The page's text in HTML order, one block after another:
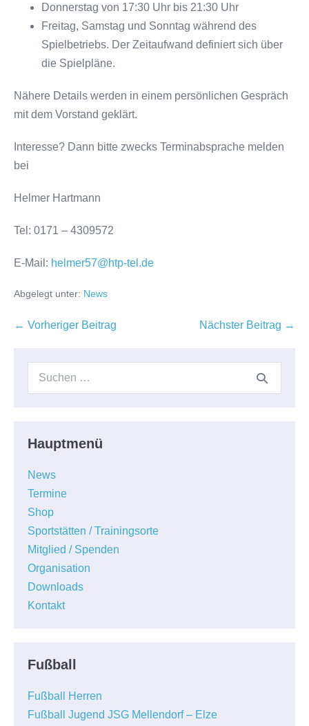
Donnerstag von 17:30 Uhr bis 21:30 Uhr
Freitag, Samstag und Sonntag während des
Spielbetriebs. Der Zeitaufwand definiert sich über
die Spielpläne.
Nähere Details werden in einem persönlichen Gespräch
mit dem Vorstand geklärt.
Interesse? Dann bitte zwecks Terminabsprache melden
bei
Helmer Hartmann
Tel: 0171 – 4309572
E-Mail: helmer57@htp-tel.de
Abgelegt unter: News
Beitragsnavigation
← Vorheriger Beitrag Nächster Beitrag →
Suchen
Hauptmenü
News
Termine
Shop
Sportstätten / Trainingsorte
Mitglied / Spenden
Organisation
Downloads
Kontakt
Fußball
Fußball Herren
Fußball Jugend JSG Mellendorf – Elze